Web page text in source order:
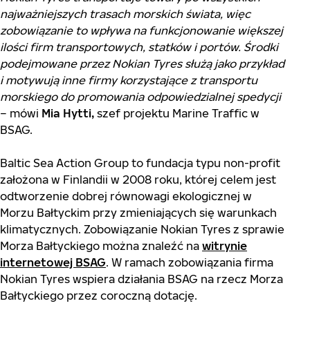
najważniejszych trasach morskich świata, więc
zobowiązanie to wpływa na funkcjonowanie większej
ilości firm transportowych, statków i portów. Środki
podejmowane przez Nokian Tyres służą jako przykład
i motywują inne firmy korzystające z transportu
morskiego do promowania odpowiedzialnej spedycji
– mówi Mia Hytti, szef projektu Marine Traffic w
BSAG.
Baltic Sea Action Group to fundacja typu non-profit
założona w Finlandii w 2008 roku, której celem jest
odtworzenie dobrej równowagi ekologicznej w
Morzu Bałtyckim przy zmieniających się warunkach
klimatycznych. Zobowiązanie Nokian Tyres z sprawie
Morza Bałtyckiego można znaleźć na witrynie
internetowej BSAG. W ramach zobowiązania firma
Nokian Tyres wspiera działania BSAG na rzecz Morza
Bałtyckiego przez coroczną dotację.